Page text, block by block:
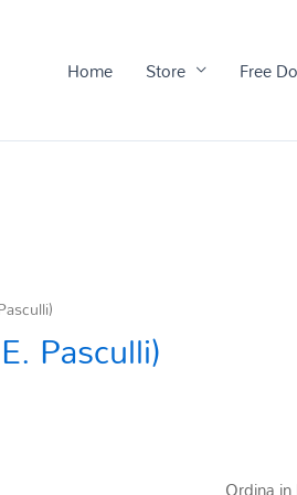
Home Store Free
Pasculli)